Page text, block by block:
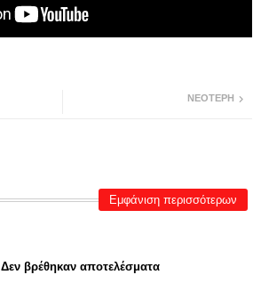
ΝΕΌΤΕΡΗ
Εμφάνιση περισσότερων
Δεν βρέθηκαν αποτελέσματα